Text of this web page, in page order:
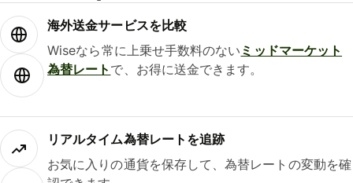
海外送金サービスを比較
Wiseなら常に上乗せ手数料のない ミッドマーケット
為替レート で、お得に送金できます。
リアルタイム為替レートを追跡
お気に入りの通貨を保存して、為替レートの変動を確